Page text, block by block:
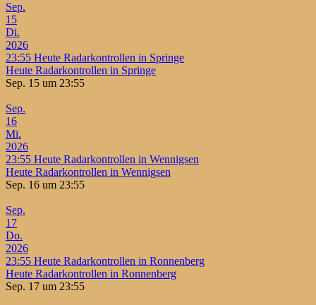
Sep.
15
Di.
2026
23:55 Heute Radarkontrollen in Springe
Heute Radarkontrollen in Springe
Sep. 15 um 23:55
Sep.
16
Mi.
2026
23:55 Heute Radarkontrollen in Wennigsen
Heute Radarkontrollen in Wennigsen
Sep. 16 um 23:55
Sep.
17
Do.
2026
23:55 Heute Radarkontrollen in Ronnenberg
Heute Radarkontrollen in Ronnenberg
Sep. 17 um 23:55